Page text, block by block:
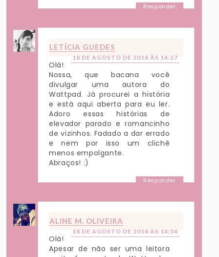
Responder
LETÍCIA GUEDES
18 DE AGOSTO DE 2018 ÀS 14:27
Olá!
Nossa, que bacana você
divulgar uma autora do
Wattpad. Já procurei a história
e está aqui aberta para eu ler.
Adoro essas histórias de
elevador parado e romancinho
de vizinhos. Fadado a dar errado
e nem por isso um clichê
menos empolgante.
Abraços! :)
Responder
ALINE M. OLIVEIRA
18 DE AGOSTO DE 2018 ÀS 14:54
Olá!
Apesar de não ser uma leitora